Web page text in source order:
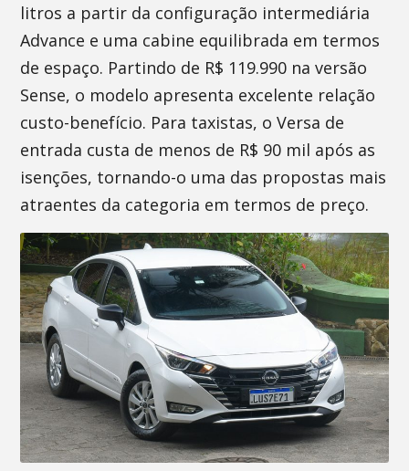
litros a partir da configuração intermediária
Advance e uma cabine equilibrada em termos
de espaço. Partindo de R$ 119.990 na versão
Sense, o modelo apresenta excelente relação
custo-benefício. Para taxistas, o Versa de
entrada custa de menos de R$ 90 mil após as
isenções, tornando-o uma das propostas mais
atraentes da categoria em termos de preço.